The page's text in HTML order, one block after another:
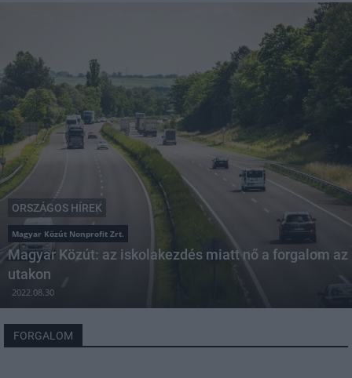
ORSZÁGOS HÍREK
Magyar Közút Nonprofit Zrt.
Magyar Közút: az iskolakezdés miatt nő a forgalom az
utakon
2022.08.30
FORGALOM